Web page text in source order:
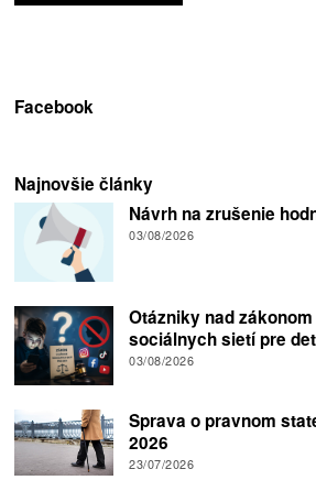
Facebook
Najnovšie články
Návrh na zrušenie
03/08/2026
Otázniky nad
sociálnych sietí pre
03/08/2026
Sprava o pravnom
2026
23/07/2026